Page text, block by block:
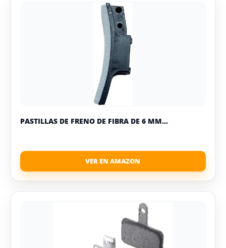
PASTILLAS DE FRENO DE FIBRA DE 6 MM...